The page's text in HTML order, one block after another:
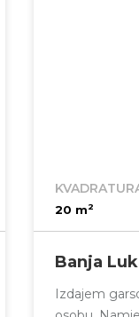
20 m2
Banja
Izdajem